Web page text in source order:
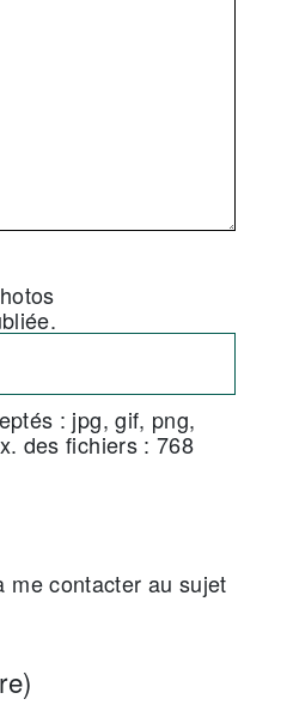
: jpg, gif, png,
des fichiers : 768
me contacter au sujet